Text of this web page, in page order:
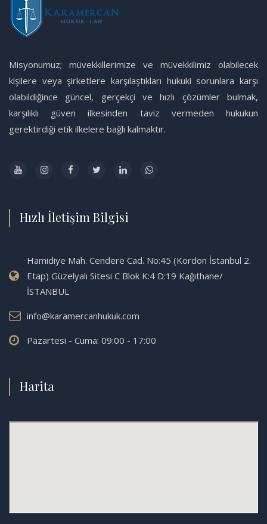
Misyonumuz; müvekkillerimize ve müvekkilimiz olabilecek
kişilere veya şirketlere karşılaştıkları hukuki sorunlara karşı
olabildiğince güncel, gerçekçi ve hızlı çözümler bulmak,
karşılıklı güven ilkesinden taviz vermeden hukukun
gerektirdiği etik ilkelere bağlı kalmaktır.
Hızlı İletişim Bilgisi
Hamidiye Mah. Cendere Cad. No:45 (Kordon İstanbul 2.
Etap) Güzelyalı Sitesi C Blok K:4 D:19 Kağıthane/
İSTANBUL
info@karamercanhukuk.com
Pazartesi - Cuma: 09:00 - 17:00
Harita